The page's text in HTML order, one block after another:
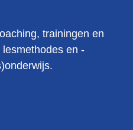
trainingen en
en -